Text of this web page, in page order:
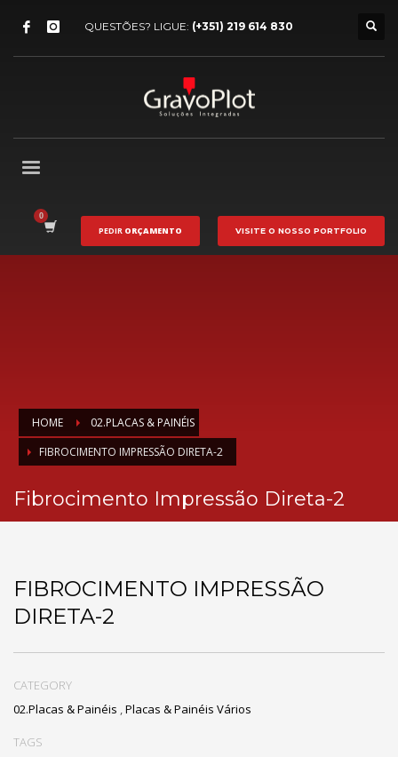
QUESTÕES? LIGUE: (+351) 219 614 830
PEDIR ORÇAMENTO VISITE O NOSSO PORTFOLIO
HOME
02.PLACAS & PAINÉIS
FIBROCIMENTO IMPRESSÃO DIRETA-2
Fibrocimento Impressão Direta-2
FIBROCIMENTO IMPRESSÃO
DIRETA-2
CATEGORY
02.Placas & Painéis ,Placas & Painéis Vários
TAGS